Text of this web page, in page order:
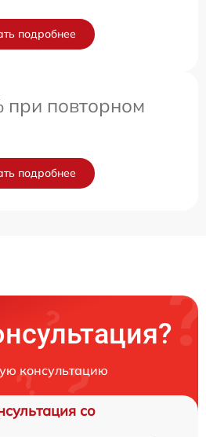
подробнее
при повторном
подробнее
консультацию
со